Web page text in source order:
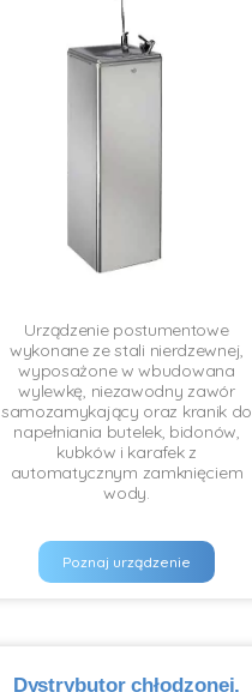
Urządzenie postumentowe
wykonane ze stali nierdzewnej,
wyposażone w wbudowana
wylewkę, niezawodny zawór
samozamykający oraz kranik do
napełniania butelek, bidonów,
kubków i karafek z
automatycznym zamknięciem
wody.
Poznaj urządzenie
Dystrybutor chłodzonej,